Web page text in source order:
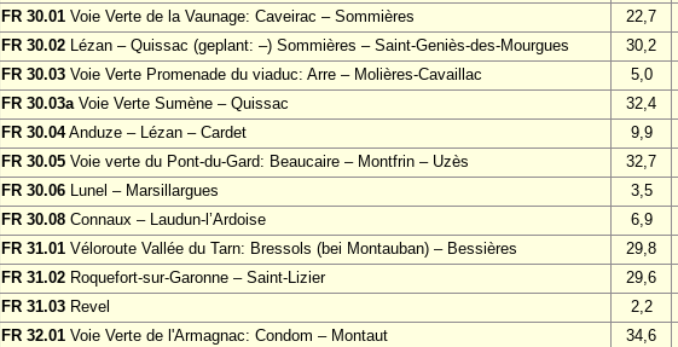
FR 30.01 Voie Verte de la Vaunage: Caveirac – Sommières 22,7
FR 30.02 Lézan – Quissac (geplant: –) Sommières – Saint-Geniès-des-Mourgues 30,2
FR 30.03 Voie Verte Promenade du viaduc: Arre – Molières-Cavaillac 5,0
FR 30.03aVoie Verte Sumène – Quissac 32,4
FR 30.04Anduze – Lézan – Cardet 9,9
FR 30.05 Voie verte du Pont-du-Gard: Beaucaire – Montfrin – Uzès 32,7
FR 30.06 Lunel – Marsillargues 3,5
FR 30.08 Connaux – Laudun-l’Ardoise 6,9
FR 31.01 Véloroute Vallée du Tarn: Bressols (bei Montauban) – Bessières 29,8
FR 31.02 Roquefort-sur-Garonne – Saint-Lizier 29,6
FR 31.03 Revel 2,2
FR 32.01 Voie Verte de l'Armagnac: Condom – Montaut 34,6